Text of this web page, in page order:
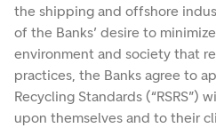
the shipping and offshore
of the Banks’ desire to
environment and society that
practices, the Banks agree to
Recycling Standards (“RSRS”)
upon themselves and to their